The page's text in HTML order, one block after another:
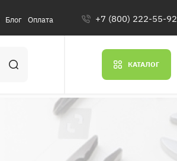
Блог Оплата +7 (800) 222-55-92
КАТАЛОГ